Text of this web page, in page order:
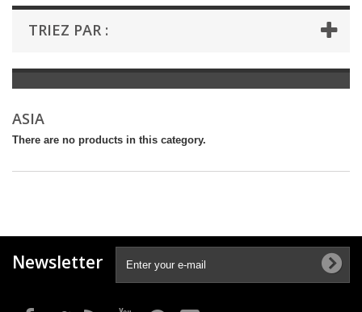
+
BOOKS : YOUTH
LIVRES ANCIENS AVANT 1945
TRIEZ PAR :
ASIA
There are no products in this category.
Newsletter